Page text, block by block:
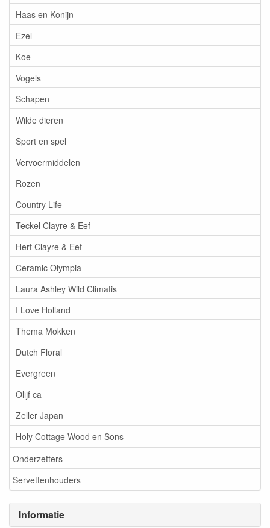
Haas en Konijn
Ezel
Koe
Vogels
Schapen
Wilde dieren
Sport en spel
Vervoermiddelen
Rozen
Country Life
Teckel Clayre & Eef
Hert Clayre & Eef
Ceramic Olympia
Laura Ashley Wild Climatis
I Love Holland
Thema Mokken
Dutch Floral
Evergreen
Olijf ca
Zeller Japan
Holy Cottage Wood en Sons
Onderzetters
Servettenhouders
Informatie